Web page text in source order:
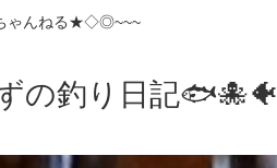
ゃんねる★◇◎~~~
の釣り日記🐟️🐙🐠